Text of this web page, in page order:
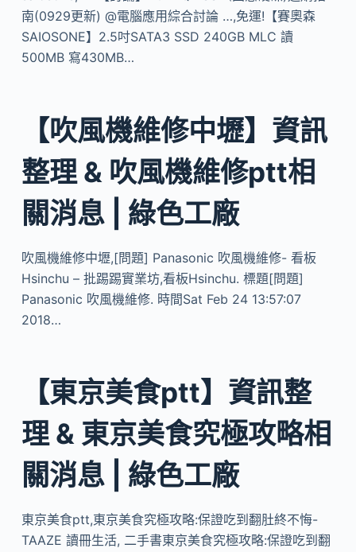
南(0929更新) @電腦應用綜合討論 …,免運!【賽奧森
SAIOSONE】2.5吋SATA3 SSD 240GB MLC 讀
500MB 寫430MB…
【吹風機維修中壢】資訊
整理 & 吹風機維修ptt相
關消息 | 綠色工廠
吹風機維修中壢,[問題] Panasonic 吹風機維修- 看板
Hsinchu – 批踢踢實業坊,看板Hsinchu. 標題[問題]
Panasonic 吹風機維修. 時間Sat Feb 24 13:57:07
2018…
【東京美食ptt】資訊整
理 & 東京美食究極攻略相
關消息 | 綠色工廠
東京美食ptt,東京美食究極攻略:保證吃到翻肚終不悔-
TAAZE 讀冊生活, 二手書東京美食究極攻略:保證吃到翻